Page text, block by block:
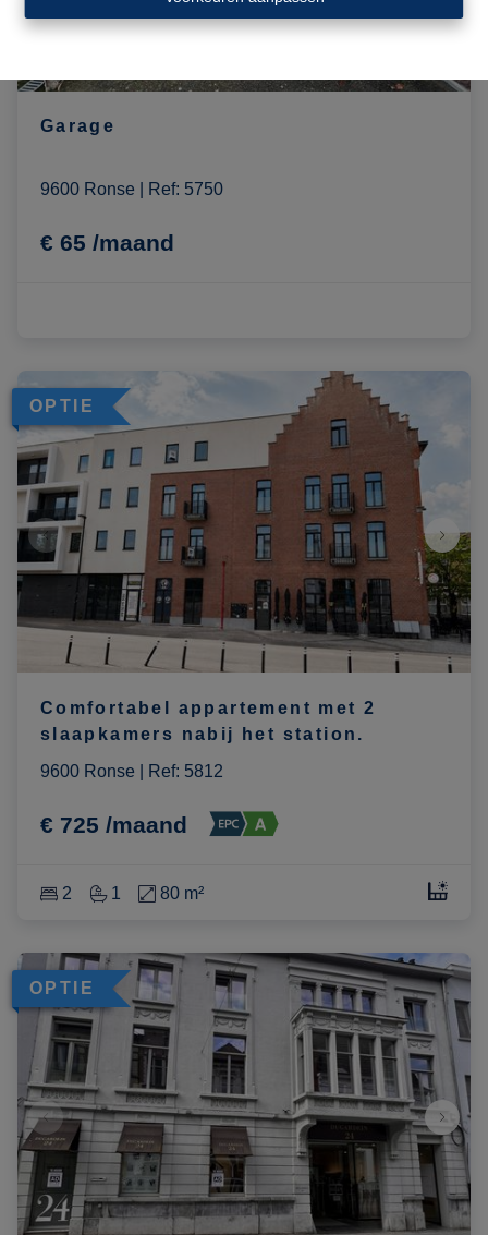
Garage
9600 Ronse Ref: 5750
€ 65 /maand
OPTIE
Comfortabel appartement met 2
slaapkamers nabij het station.
9600 Ronse
Ref: 5812
€ 725 /maand
2 1 80 m²
OPTIE